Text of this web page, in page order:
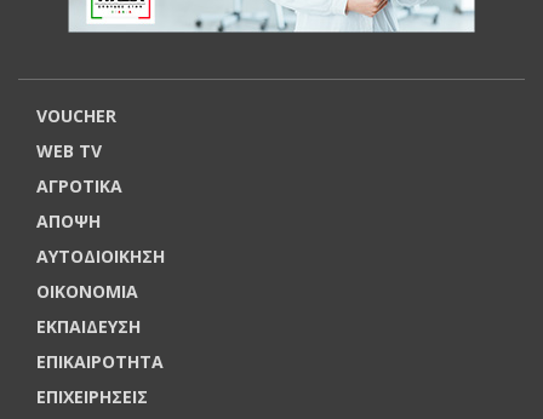
VOUCHER
WEB TV
ΑΓΡΟΤΙΚΑ
ΑΠΟΨΗ
ΑΥΤΟΔΙΟΙΚΗΣΗ
ΟΙΚΟΝΟΜΙΑ
ΕΚΠΑΙΔΕΥΣΗ
ΕΠΙΚΑΙΡΟΤΗΤΑ
ΕΠΙΧΕΙΡΗΣΕΙΣ